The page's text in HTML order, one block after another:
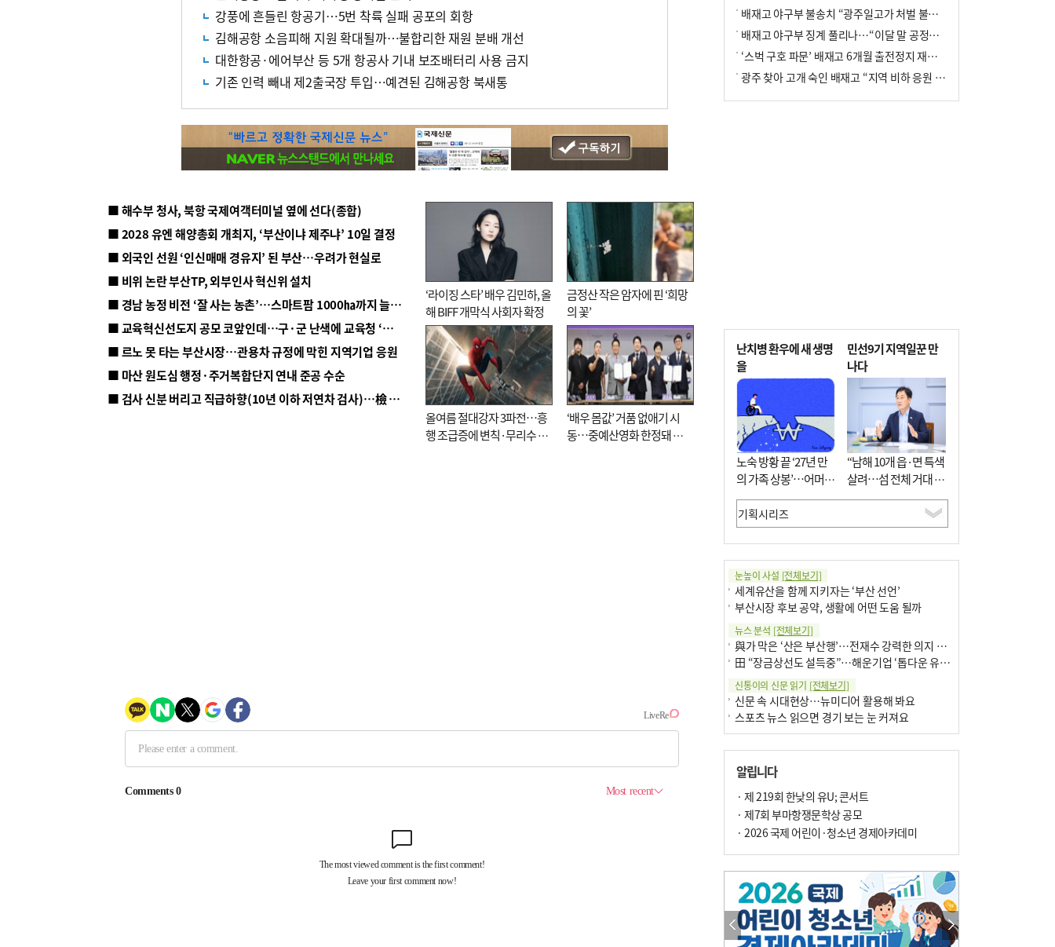
강풍에 흔들린 항공기…5번 착륙 실패 공포의 회항
김해공항 소음피해 지원 확대될까…불합리한 재원 분배 개선
대한항공·에어부산 등 5개 항공사 기내 보조배터리 사용 금지
기존 인력 빼내 제2출국장 투입…예견된 김해공항 북새통
■ 해수부 청사, 북항 국제여객터미널 옆에 선다(종합)
■ 2028 유엔 해양총회 개최지, ‘부산이냐 제주냐’ 10일 결정
■ 외국인 선원 ‘인신매매 경유지’ 된 부산…우려가 현실로
■ 비위 논란 부산TP, 외부인사 혁신위 설치
■ 경남 농정 비전 ‘잘 사는 농촌’…스마트팜 1000㏊까지 늘린다
■ 교육혁신선도지 공모 코앞인데…구·군 난색에 교육청 ‘쩔쩔’
■ 르노 못 타는 부산시장…관용차 규정에 막힌 지역기업 응원
■ 마산 원도심 행정·주거복합단지 연내 준공 수순
■ 검사 신분 버리고 직급하향(10년 이하 저연차 검사)…檢 중수청행 기피
‘라이징 스타’ 배우 김민하, 올
해 BIFF 개막식 사회자 확정
금정산 작은 암자에 핀 ‘희망
의 꽃’
올여름 절대강자 3파전…흥
행 조급증에 변칙·무리수 마
‘배우 몸값’ 거품 없애기 시
동…중예산영화 한정돼 실
배재고 야구부 불송치 “광주일고가 처벌 불원 의사 표해”
배재고 야구부 징계 풀리나…“이달 말 공정위서 재심의”
‘스벅 구호 파문’ 배재고 6개월 출전정지 재심 신청키로
광주 찾아 고개 숙인 배재고 “지역 비하 응원 잘못”(종합)
난치병 환우에 새 생명
을
노숙 방황 끝 ‘27년 만
의 가족 상봉’…어머니
와 행복 꿈꿔
민선9기 지역일꾼 만
나다
“남해 10개 읍·면 특색
살려…섬 전체 거대 정
원으로 조성”
눈높이 사설 [전체보기]
세계유산을 함께 지키자는 ‘부산 선언’
부산시장 후보 공약, 생활에 어떤 도움 될까
뉴스 분석 [전체보기]
與가 막은 ‘산은 부산행’…전재수 강력한 의지 표명 없인 공염불
田 “장금상선도 설득중”…해운기업 ‘톱다운 유치전’ 가속
신통이의 신문 읽기 [전체보기]
신문 속 시대현상…뉴미디어 활용해 봐요
스포츠 뉴스 읽으면 경기 보는 눈 커져요
구·군 승진 축하화분 관행 없애자니 소상공인 울상
팩트체크[전체보기]
의령 한우산 털중나리
한 손 뉴스[전체보기]
시민이 개발한 폭염 대응 앱 ‘그늘로’ 길안내 지도 등 인기
골목 맛집 발굴 고메 셀렉션…부산시, 페스티벌 시월 연계
알립니다
· 제 219회 한낮의 유U; 콘서트
· 제7회 부마항쟁문학상 공모
· 2026 국제 어린이·청소년 경제아카데미